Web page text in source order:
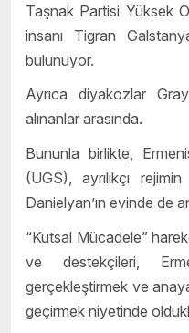
Taşnak Partisi Yüksek
insanı Tigran
bulunuyor.
Ayrıca diyakozlar
alınanlar arasında.
Bununla birlikte,
(UGS), ayrılıkçı
Danielyan’ın evinde de
“Kutsal Mücadele”
ve destekçileri,
gerçekleştirmek ve
geçirmek niyetinde